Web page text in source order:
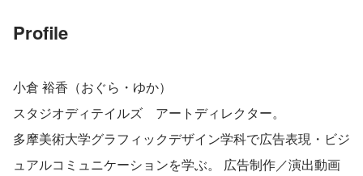
Profile
小倉 裕香（おぐら・ゆか）
スタジオディテイルズ　アートディレクター。
多摩美術大学グラフィックデザイン学科で広告表現・ビジ
ュアルコミュニケーションを学ぶ。 広告制作／演出動画